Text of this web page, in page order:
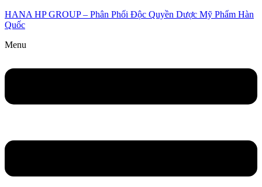
HANA HP GROUP – Phân Phối Độc Quyền Dược Mỹ Phẩm Hàn
Quốc
Menu